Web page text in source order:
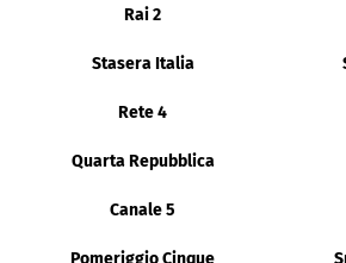
Rai 2
Stasera Italia
Rete 4
Quarta Repubblica
Canale 5
Pomeriggio Cinque